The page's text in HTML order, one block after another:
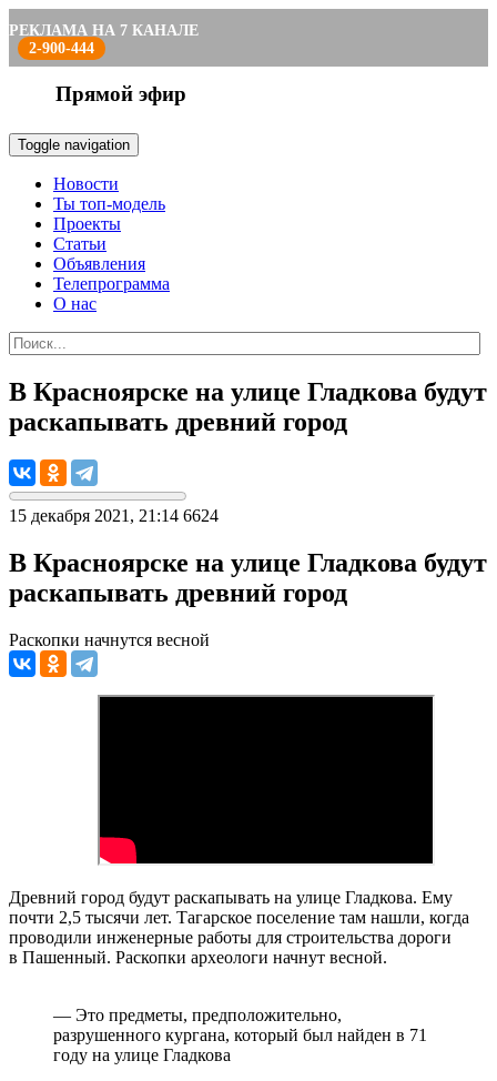
РЕКЛАМА НА 7 КАНАЛЕ
2-900-444
Прямой эфир
Toggle navigation
Новости
Ты топ-модель
Проекты
Статьи
Объявления
Телепрограмма
О нас
В Красноярске на улице Гладкова будут
раскапывать древний город
15 декабря 2021, 21:14 6624
В Красноярске на улице Гладкова будут
раскапывать древний город
Раскопки начнутся весной
Древний город будут раскапывать на улице Гладкова. Ему
почти 2,5 тысячи лет. Тагарское поселение там нашли, когда
проводили инженерные работы для строительства дороги
в Пашенный. Раскопки археологи начнут весной.
— Это предметы, предположительно,
разрушенного кургана, который был найден в 71
году на улице Гладкова